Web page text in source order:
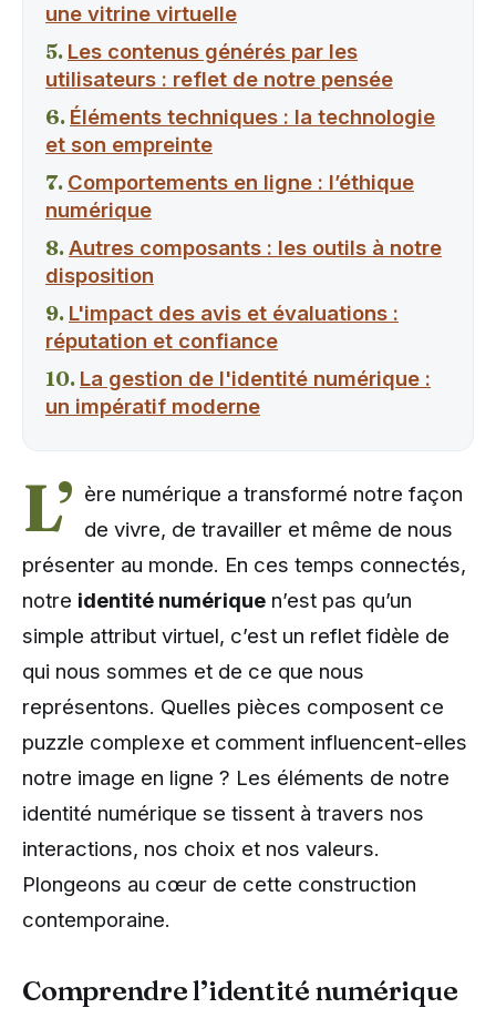
une vitrine virtuelle
Les contenus générés par les
utilisateurs : reflet de notre pensée
Éléments techniques : la technologie
et son empreinte
Comportements en ligne : l’éthique
numérique
Autres composants : les outils à notre
disposition
L'impact des avis et évaluations :
réputation et confiance
La gestion de l'identité numérique :
un impératif moderne
L’ ère numérique a transformé notre façon
de vivre, de travailler et même de nous
présenter au monde. En ces temps connectés,
notre identité numérique n’est pas qu’un
simple attribut virtuel, c’est un reflet fidèle de
qui nous sommes et de ce que nous
représentons. Quelles pièces composent ce
puzzle complexe et comment influencent-elles
notre image en ligne ? Les éléments de notre
identité numérique se tissent à travers nos
interactions, nos choix et nos valeurs.
Plongeons au cœur de cette construction
contemporaine.
Comprendre l’identité numérique